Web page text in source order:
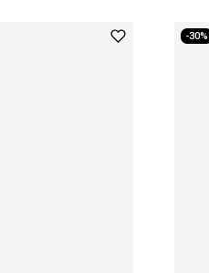
-30%